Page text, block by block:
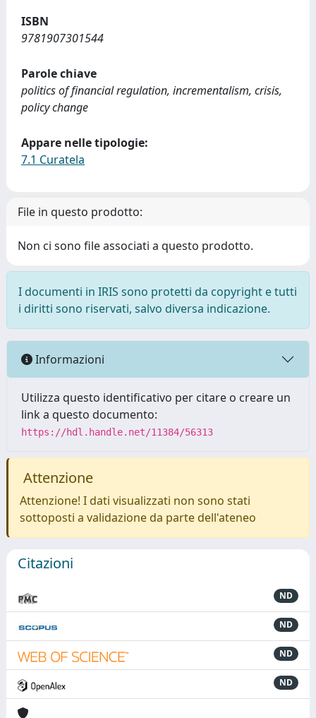
ISBN
9781907301544
Parole chiave
politics of financial regulation, incrementalism, crisis,
policy change
Appare nelle tipologie:
7.1 Curatela
File in questo prodotto:
Non ci sono file associati a questo prodotto.
I documenti in IRIS sono protetti da copyright e tutti
i diritti sono riservati, salvo diversa indicazione.
Informazioni
Utilizza questo identificativo per citare o creare un
link a questo documento:
https://hdl.handle.net/11384/56313
Attenzione
Attenzione! I dati visualizzati non sono stati
sottoposti a validazione da parte dell'ateneo
Citazioni
ND
ND
ND
ND